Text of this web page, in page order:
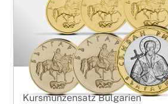
Kursmünzensatz Bulgarien